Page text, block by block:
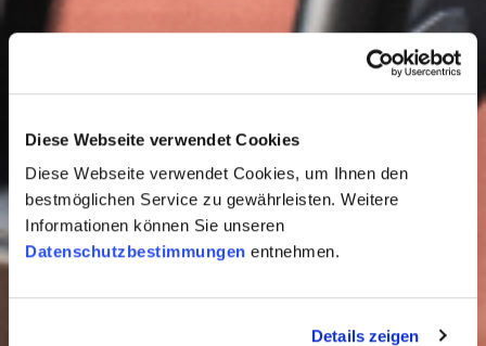
Diese Webseite verwendet Cookies
Diese Webseite verwendet Cookies, um Ihnen den
bestmöglichen Service zu gewährleisten. Weitere
Informationen können Sie unseren
Datenschutzbestimmungen entnehmen.
Details zeigen